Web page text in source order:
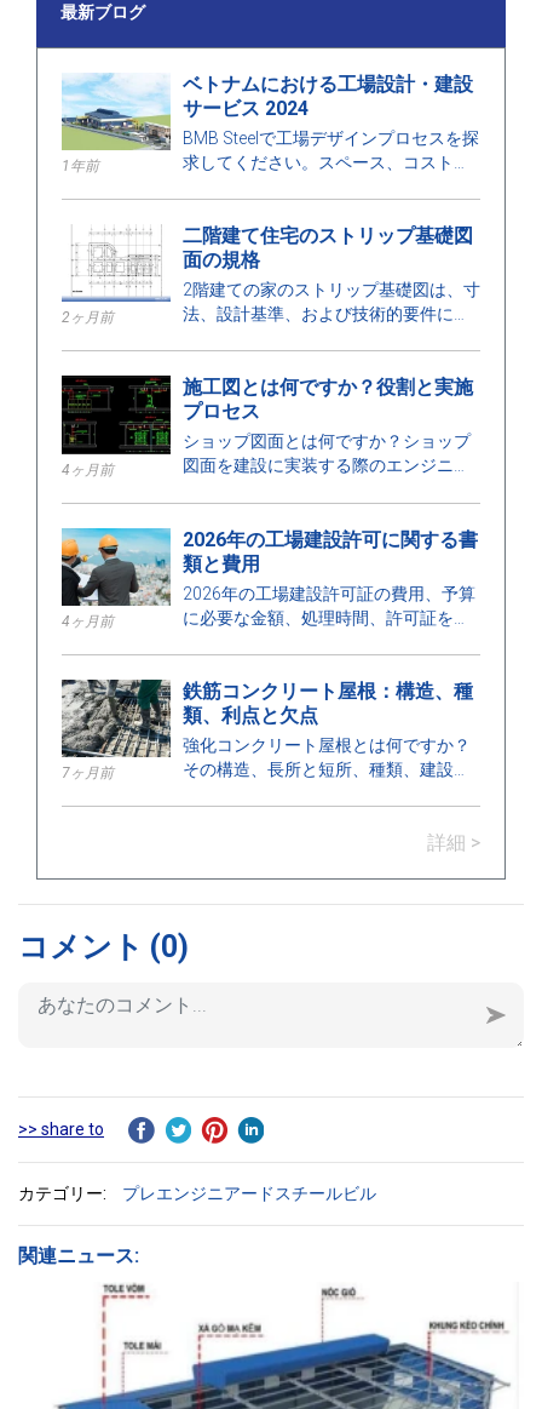
最新ブログ
1年前
ベトナムにおける工場設計・建設
サービス 2024
BMB Steelで工場デザインプロセスを探
求してください。スペース、コストに
の建設を保証します。
2ヶ月前
二階建て住宅のストリップ基礎図
面の規格
2階建ての家のストリップ基礎図は、寸
法、設計基準、および技術的要件に関
4ヶ月前
施工図とは何ですか？役割と実施
プロセス
ショップ図面とは何ですか？ショップ
図面を建設に実装する際のエンジニア
4ヶ月前
2026年の工場建設許可に関する書
類と費用
2026年の工場建設許可証の費用、予算
に必要な金額、処理時間、許可証を発
7ヶ月前
鉄筋コンクリート屋根：構造、種
類、利点と欠点
強化コンクリート屋根とは何ですか？
その構造、長所と短所、種類、建設に
詳細 >
コメント (0)
>> share to
カテゴリー: プレエンジニアードスチールビル
関連ニュース: